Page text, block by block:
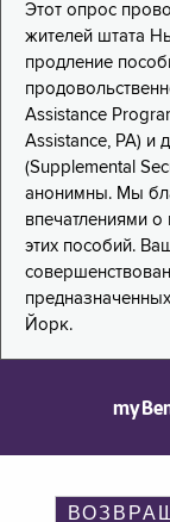
Этот опрос
жителей штата
продление
Assistance
Assistance, PA) и
(Supplemental
анонимны. Мы
впечатлениями
этих пособий.
Йорк.